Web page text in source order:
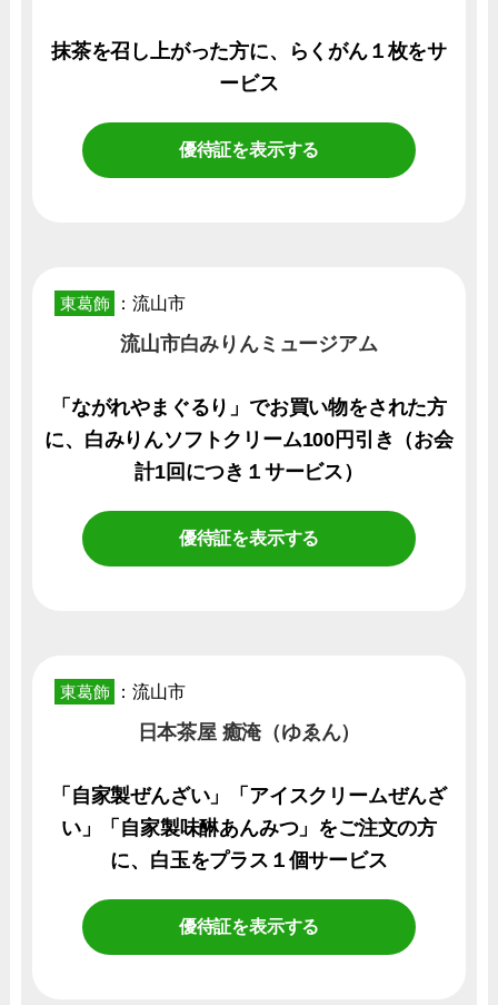
抹茶を召し上がった方に、らくがん１枚をサ
ービス
優待証を表示する
東葛飾 ：流山市
流山市白みりんミュージアム
「ながれやまぐるり」でお買い物をされた方
に、白みりんソフトクリーム100円引き（お会
計1回につき１サービス）
優待証を表示する
東葛飾 ：流山市
日本茶屋 癒淹（ゆゑん）
「自家製ぜんざい」「アイスクリームぜんざ
い」「自家製味醂あんみつ」をご注文の方
に、白玉をプラス１個サービス
優待証を表示する